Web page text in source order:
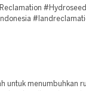
#Hydroseed
untuk menumbuhkan